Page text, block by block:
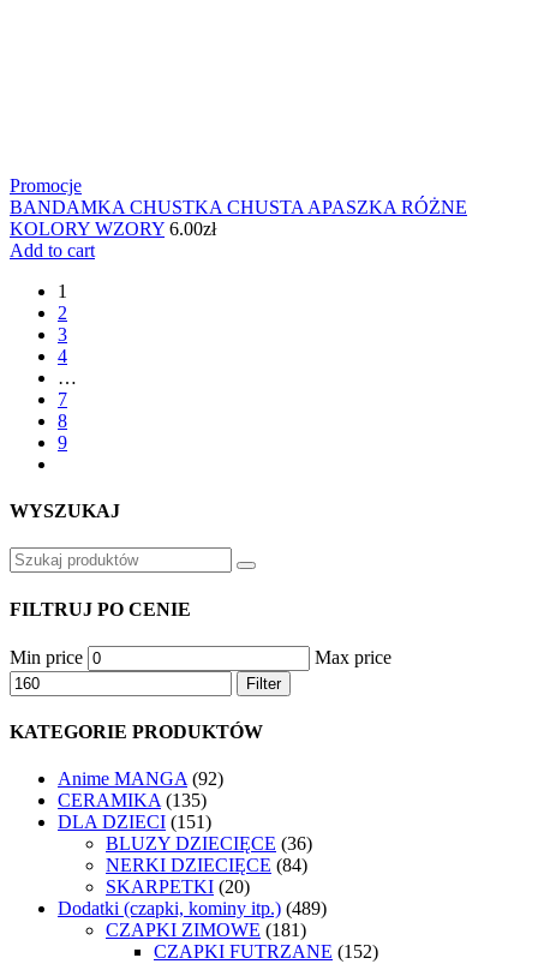
Promocje
BANDAMKA CHUSTKA CHUSTA APASZKA RÓŻNE
KOLORY WZORY 6.00zł
Add to cart
1
2
3
4
…
7
8
9
WYSZUKAJ
FILTRUJ PO CENIE
Min price Max price
Filter
KATEGORIE PRODUKTÓW
Anime MANGA (92)
CERAMIKA (135)
DLA DZIECI (151)
BLUZY DZIECIĘCE (36)
NERKI DZIECIĘCE (84)
SKARPETKI (20)
Dodatki (czapki, kominy itp.) (489)
CZAPKI ZIMOWE (181)
CZAPKI FUTRZANE (152)